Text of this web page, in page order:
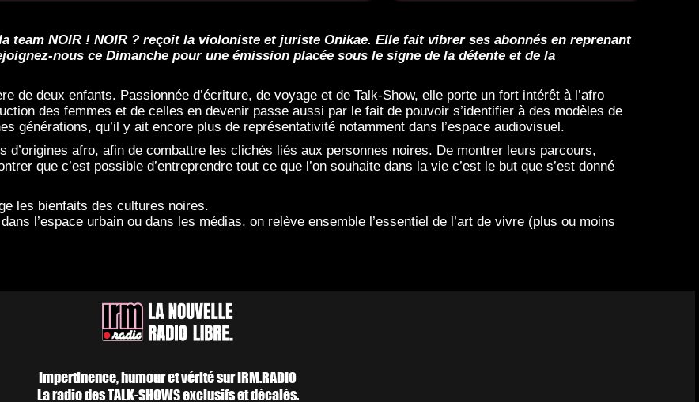
team NOIR ! NOIR ? reçoit la violoniste et juriste Onikae. Elle fait vibrer ses abonnés en reprenant
nous ce Dimanche pour une émission placée sous le signe de la détente et de la
de deux enfants. Passionnée d’écriture, de voyage et de Talk-Show, elle porte un fort intérêt à l’afro
des femmes et de celles en devenir passe aussi par le fait de pouvoir s’identifier à des modèles de
générations, qu’il y ait encore plus de représentativité notamment dans l’espace audiovisuel.
afro, afin de combattre les clichés liés aux personnes noires. De montrer leurs parcours,
que c’est possible d’entreprendre tout ce que l’on souhaite dans la vie c’est le but que s’est donné
les bienfaits des cultures noires.
l’espace urbain ou dans les médias, on relève ensemble l’essentiel de l’art de vivre (plus ou moins
Impertinence, humour et vérité sur IRM.RADIO
La radio des TALK-SHOWS exclusifs et décalés.